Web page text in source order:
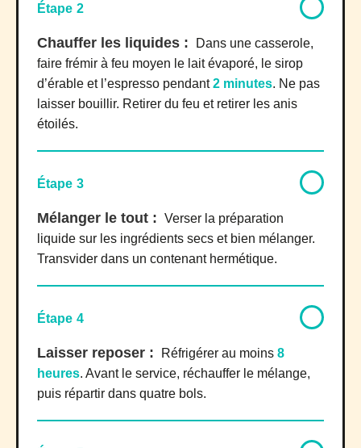
Étape 2
Chauffer les liquides :
Dans une casserole,
faire frémir à feu moyen le lait évaporé, le sirop
d’érable et l’espresso pendant2 minutes. Ne pas
laisser bouillir. Retirer du feu et retirer les anis
étoilés.
Étape 3
Mélanger le tout : Verser la préparation
liquide sur les ingrédients secs et bien mélanger.
Transvider dans un contenant hermétique.
Étape 4
Laisser reposer : Réfrigérer au moins 8
heures. Avant le service, réchauffer le mélange,
puis répartir dans quatre bols.